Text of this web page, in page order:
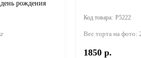
рождения
P5222
Вес торта на фото:
1850 р.